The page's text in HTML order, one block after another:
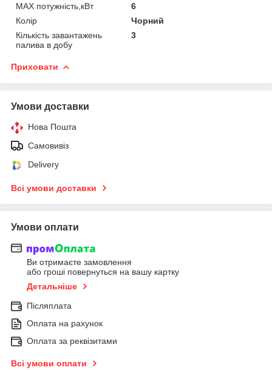
MAX потужність,кВт
6
Колір
Чорний
Кількість завантажень
палива в добу
3
Приховати
Умови доставки
Нова Пошта
Самовивіз
Delivery
Всі умови доставки
Умови оплати
Ви отримаєте замовлення
або гроші повернуться на вашу картку
Детальніше
Післяплата
Оплата на рахунок
Оплата за реквізитами
Всі умови оплати